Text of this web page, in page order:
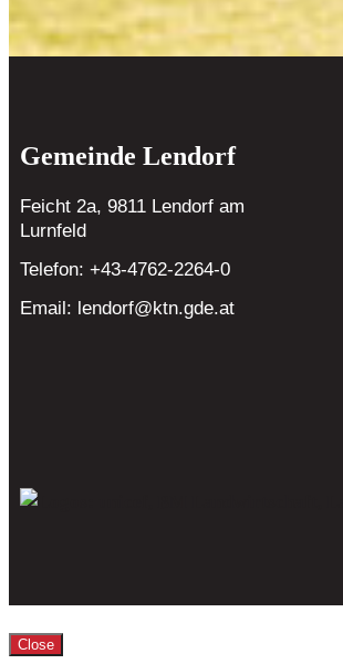
Gemeinde Lendorf
Feicht 2a, 9811 Lendorf am
Lurnfeld
Telefon: +43-4762-2264-0
Email: lendorf@ktn.gde.at
Close